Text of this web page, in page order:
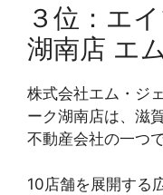
３位：エ
湖南店 エ
株式会社エム・ジ
ーク湖南店は、滋
不動産会社の一つで
10店舗を展開する